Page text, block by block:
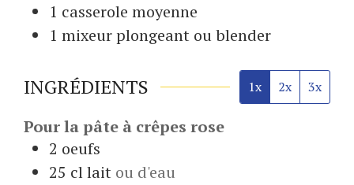
1 casserole moyenne
1 mixeurplongeant ou blender
INGRÉDIENTS 1x 2x 3x
Pour la pâte à crêpes rose
2 oeufs
25 cllait ou d'eau